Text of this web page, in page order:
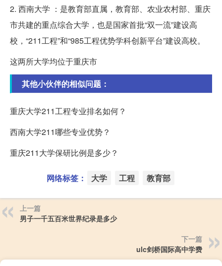
2. 西南大学 ：是教育部直属，教育部、农业农村部、重庆
市共建的重点综合大学，也是国家首批“双一流”建设高
校，“211工程”和“985工程优势学科创新平台”建设高校。
这两所大学均位于重庆市
其他小伙伴的相似问题：
重庆大学211工程专业排名如何？
西南大学211哪些专业优势？
重庆211大学保研比例是多少？
网络标签： 大学 工程 教育部
上一篇
男子一千五百米世界纪录是多少
下一篇
ulc剑桥国际高中学费